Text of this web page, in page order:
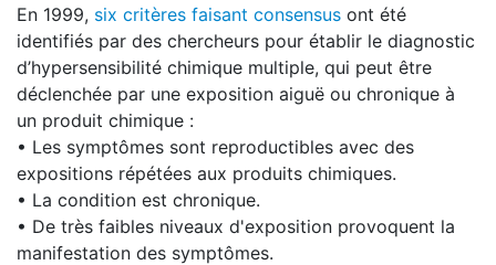
En 1999, six critères faisant consensus ont été
identifiés par des chercheurs pour établir le diagnostic
d’hypersensibilité chimique multiple, qui peut être
déclenchée par une exposition aiguë ou chronique à
un produit chimique :
• Les symptômes sont reproductibles avec des
expositions répétées aux produits chimiques.
• La condition est chronique.
• De très faibles niveaux d'exposition provoquent la
manifestation des symptômes.